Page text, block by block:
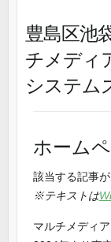
豊島区池
チメディ
システム
ホーム
該当する記事が
※テキストは
マルチメディ